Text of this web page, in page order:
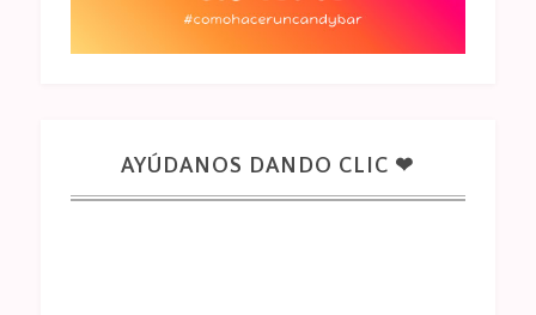
AYÚDANOS DANDO CLIC ❤